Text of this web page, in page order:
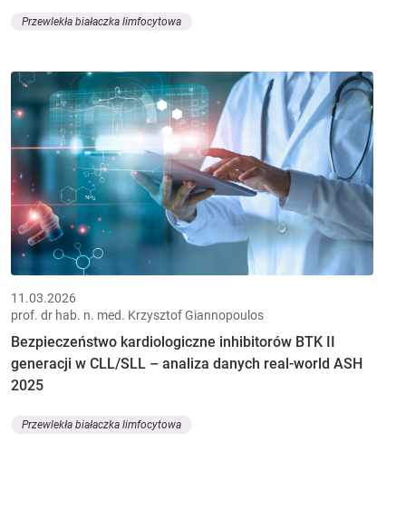
Przewlekła białaczka limfocytowa
11.03.2026
prof. dr hab. n. med. Krzysztof Giannopoulos
Bezpieczeństwo kardiologiczne inhibitorów BTK II
generacji w CLL/SLL – analiza danych real-world ASH
2025
Przewlekła białaczka limfocytowa